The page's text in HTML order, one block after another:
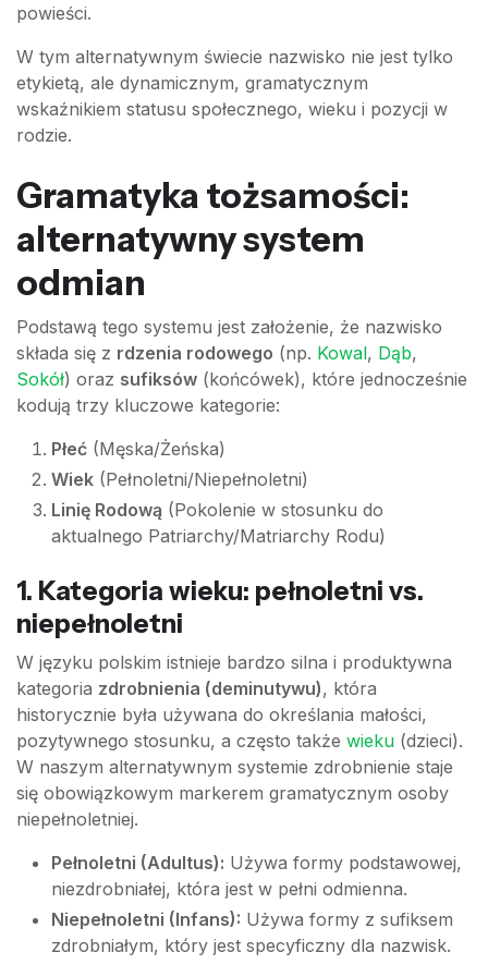
powieści.
W tym alternatywnym świecie nazwisko nie jest tylko
etykietą, ale dynamicznym, gramatycznym
wskaźnikiem statusu społecznego, wieku i pozycji w
rodzie.
Gramatyka tożsamości:
alternatywny system
odmian
Podstawą tego systemu jest założenie, że nazwisko
składa się z rdzenia rodowego (np. Kowal, Dąb,
Sokół) oraz sufiksów (końcówek), które jednocześnie
kodują trzy kluczowe kategorie:
Płeć (Męska/Żeńska)
Wiek (Pełnoletni/Niepełnoletni)
Linię Rodową (Pokolenie w stosunku do
aktualnego Patriarchy/Matriarchy Rodu)
1. Kategoria wieku: pełnoletni vs.
niepełnoletni
W języku polskim istnieje bardzo silna i produktywna
kategoria zdrobnienia (deminutywu), która
historycznie była używana do określania małości,
pozytywnego stosunku, a często także wieku (dzieci).
W naszym alternatywnym systemie zdrobnienie staje
się obowiązkowym markerem gramatycznym osoby
niepełnoletniej.
Pełnoletni (Adultus): Używa formy podstawowej,
niezdrobniałej, która jest w pełni odmienna.
Niepełnoletni (Infans): Używa formy z sufiksem
zdrobniałym, który jest specyficzny dla nazwisk.